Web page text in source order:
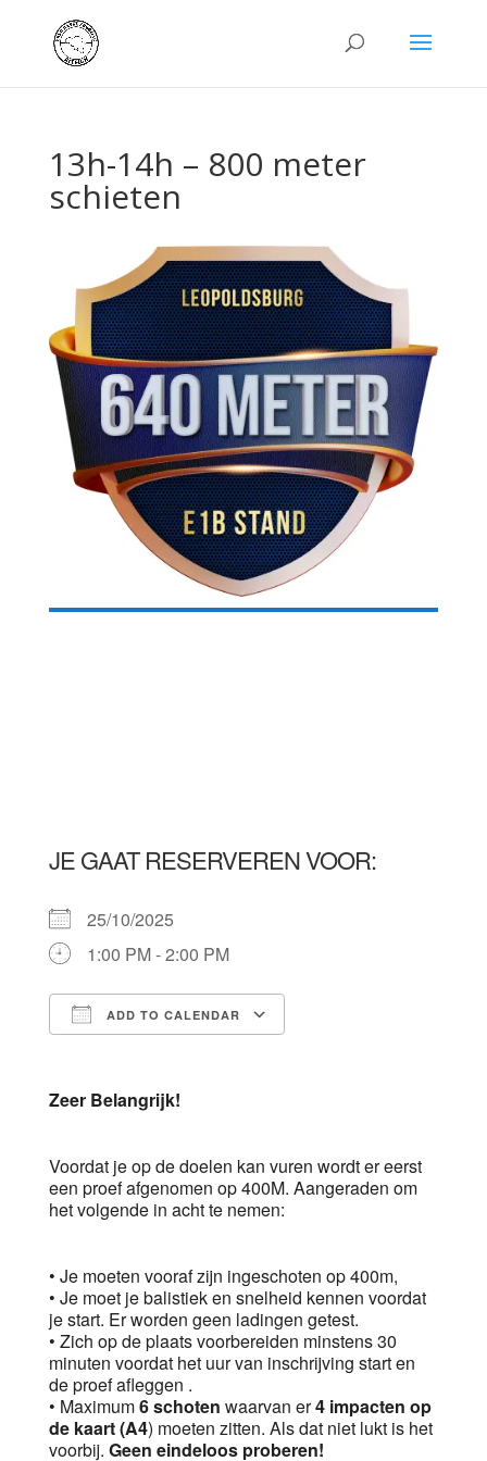
13h-14h – 800 meter
schieten
JE GAAT RESERVEREN VOOR:
25/10/2025
1:00 PM - 2:00 PM
ADD TO CALENDAR
Zeer Belangrijk!
Voordat je op de doelen kan vuren wordt er eerst
een proef afgenomen op 400M. Aangeraden om
het volgende in acht te nemen:
• Je moeten vooraf zijn ingeschoten op 400m,
• Je moet je balistiek en snelheid kennen voordat
je start. Er worden geen ladingen getest.
• Zich op de plaats voorbereiden minstens 30
minuten voordat het uur van inschrijving start en
de proef afleggen .
• Maximum6 schoten waarvan er4 impacten op
de kaart (A4) moeten zitten. Als dat niet lukt is het
voorbij. Geen eindeloos proberen!